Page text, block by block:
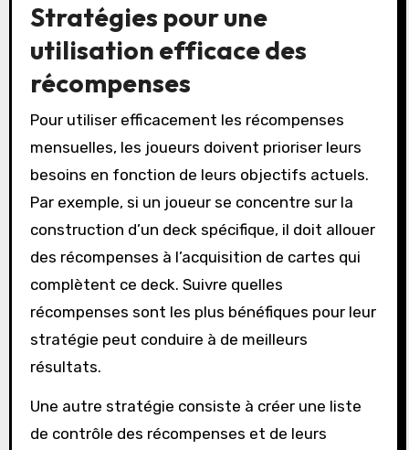
Stratégies pour une
utilisation efficace des
récompenses
Pour utiliser efficacement les récompenses
mensuelles, les joueurs doivent prioriser leurs
besoins en fonction de leurs objectifs actuels.
Par exemple, si un joueur se concentre sur la
construction d’un deck spécifique, il doit allouer
des récompenses à l’acquisition de cartes qui
complètent ce deck. Suivre quelles
récompenses sont les plus bénéfiques pour leur
stratégie peut conduire à de meilleurs
résultats.
Une autre stratégie consiste à créer une liste
de contrôle des récompenses et de leurs